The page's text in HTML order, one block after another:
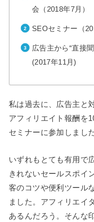
会（2018年7月）
SEOセミナー（
広告主から“直接
(2017年11月)
私は過去に、広告主と
アフィリエイト報酬を
セミナーに参加しました
いずれもとても有用で
きれないセールスポイ
客のコツや便利ツール
ました。アフィリエイ
あるんだろう。そんな